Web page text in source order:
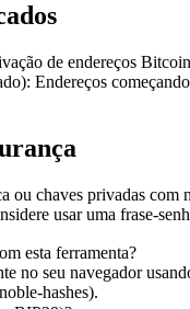
de endereços
Endereços
ou chaves privadas
usar uma frase-
esta ferramenta?
no seu navegador
hashes).